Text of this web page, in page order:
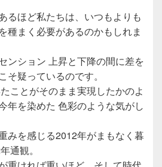
るほど私たちは、いつもよりも
種まく必要があるのかもしれま
ンション 上昇と下降の間に差を
そ疑っているのです。
ことがそのまま実現したかのよ
年を染めた 色彩のような気がし
みを感じる2012年がまもなく暮
通観。